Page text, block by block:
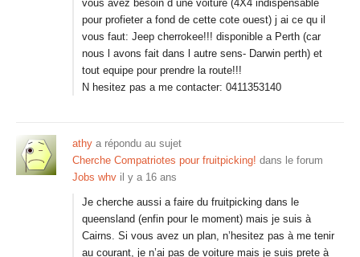
vous avez besoin d une voiture (4X4 indispensable
pour profieter a fond de cette cote ouest) j ai ce qu il
vous faut: Jeep cherrokee!!! disponible a Perth (car
nous l avons fait dans l autre sens- Darwin perth) et
tout equipe pour prendre la route!!!
N hesitez pas a me contacter: 0411353140
athy a répondu au sujet
Cherche Compatriotes pour fruitpicking! dans le forum
Jobs whv il y a 16 ans
Je cherche aussi a faire du fruitpicking dans le
queensland (enfin pour le moment) mais je suis à
Cairns. Si vous avez un plan, n’hesitez pas à me tenir
au courant, je n’ai pas de voiture mais je suis prete à